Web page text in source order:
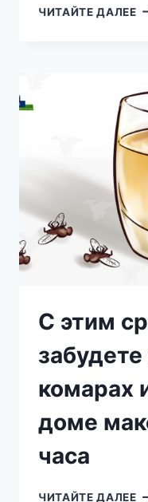
ЧИТАЙТЕ ДАЛЕЕ
С этим
комарах
доме
часа
ЧИТАЙТЕ ДАЛЕЕС